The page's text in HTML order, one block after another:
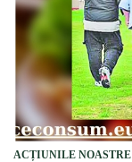
ACȚIUNILE NOASTRE